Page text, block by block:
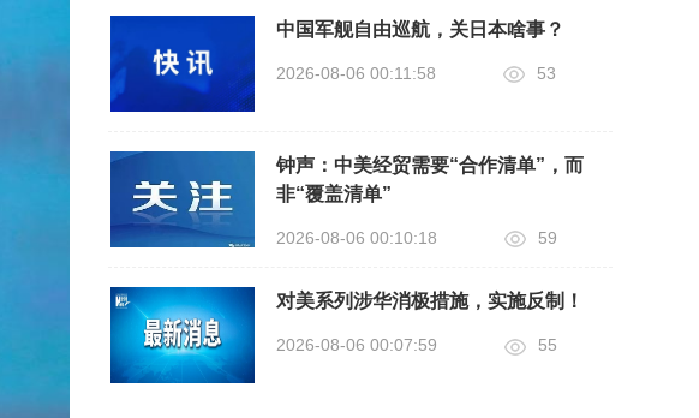
中国军舰自由巡航，关日本啥事？
2026-08-06 00:11:58 53
钟声：中美经贸需要“合作清单”，而
非“覆盖清单”
2026-08-06 00:10:18 59
对美系列涉华消极措施，实施反制！
2026-08-06 00:07:59 55